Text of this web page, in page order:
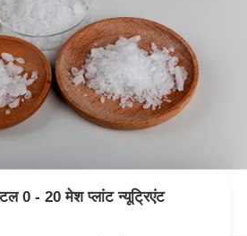
0 - 20 मेश प्लांट न्यूट्रिएंट